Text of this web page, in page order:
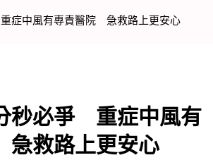
症中風有專責醫院 急救路上更安心
秒必爭 重症中風有
救路上更安心